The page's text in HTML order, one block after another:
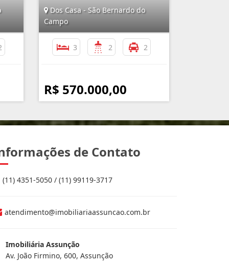
Dos Casa - São Bernardo do
Campo
3 2 2
R$ 570.000,00
de Contato
(11) 4351-5050 / (11) 99119-3717
atendimento@imobiliariaassuncao.com.br
Imobiliária Assunção
Av. João Firmino, 600, Assunção